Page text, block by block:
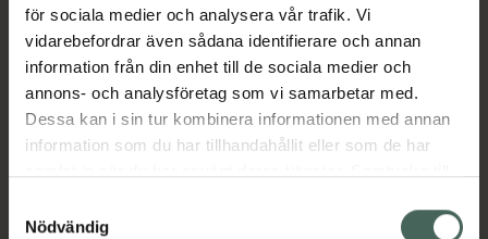
för sociala medier och analysera vår trafik. Vi
vidarebefordrar även sådana identifierare och annan
information från din enhet till de sociala medier och
annons- och analysföretag som vi samarbetar med.
Dessa kan i sin tur kombinera informationen med annan
information som du har tillhandahållit eller som de har
återkalla ditt samtycke via webbplatsens
Nödvändig
Beskrivning Dölj
EAN: 08594004861344